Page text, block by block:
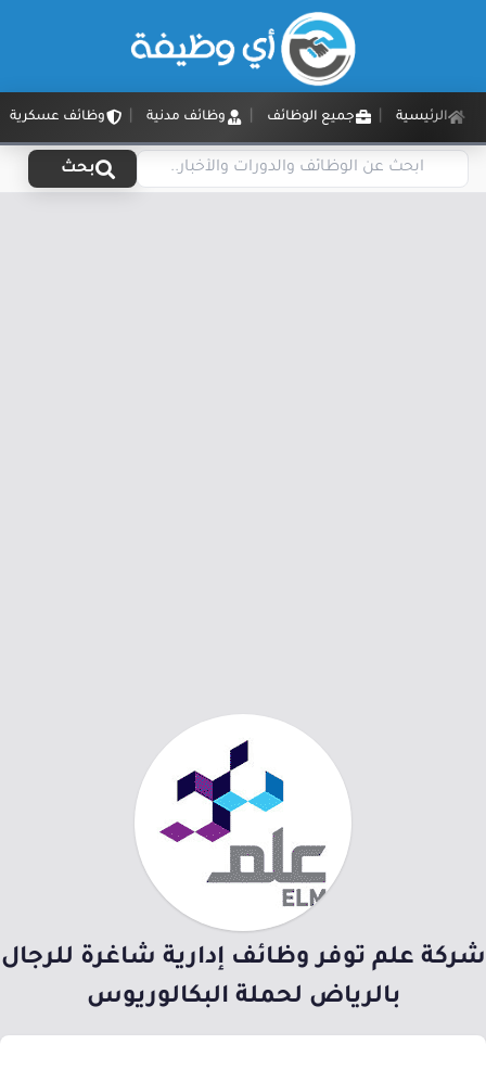
الرئيسية جميع الوظائف وظائف مدنية وظائف عسكرية
بحث
شركة علم توفر وظائف إدارية شاغرة للرجال
بالرياض لحملة البكالوريوس